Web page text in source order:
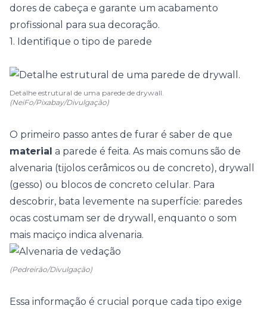
dores de cabeça e garante um acabamento
profissional para sua decoração.
1. Identifique o tipo de parede
Detalhe estrutural de uma parede de drywall.
(NeiFo/Pixabay/Divulgação)
O primeiro passo antes de furar é saber de que
material a parede é feita. As mais comuns são de
alvenaria (tijolos cerâmicos ou de concreto), drywall
(gesso) ou blocos de concreto celular. Para
descobrir, bata levemente na superfície: paredes
ocas costumam ser de drywall , enquanto o som
mais maciço indica alvenaria.
(Pedreirão/Divulgação)
Essa informação é crucial porque cada tipo exige